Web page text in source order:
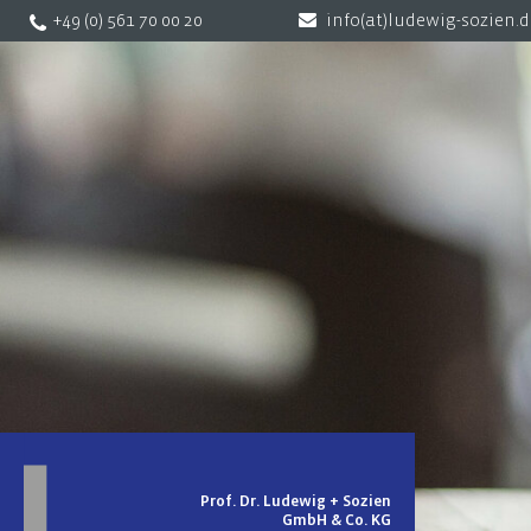
Prof. Dr. Ludewig + Sozien
GmbH & Co. KG
+49 (0) 561 70 00 20 info(at)ludewig-